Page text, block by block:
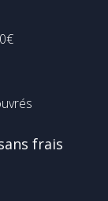
frais